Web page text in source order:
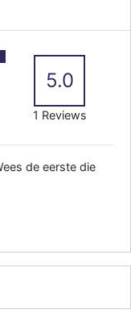
5.0
1 Reviews
de eerste die